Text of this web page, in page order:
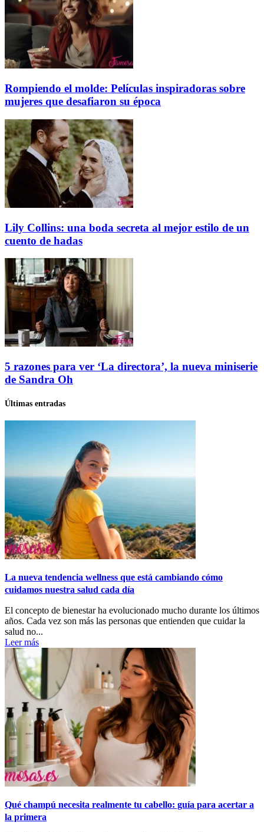
Rompiendo el molde: Películas inspiradoras sobre
mujeres que desafiaron su época
Lily Collins: una boda secreta al mejor estilo de un
cuento de hadas
5 razones para ver ‘La directora’, la nueva miniserie
de Sandra Oh
Últimas entradas
La nueva tendencia wellness que está cambiando cómo
cuidamos nuestra salud cada día
El concepto de bienestar ha evolucionado mucho durante los últimos
años. Cada vez son más las personas que entienden que cuidar la
salud no...
Leer más
Qué champú necesita realmente tu cabello: guía para acertar a
la primera